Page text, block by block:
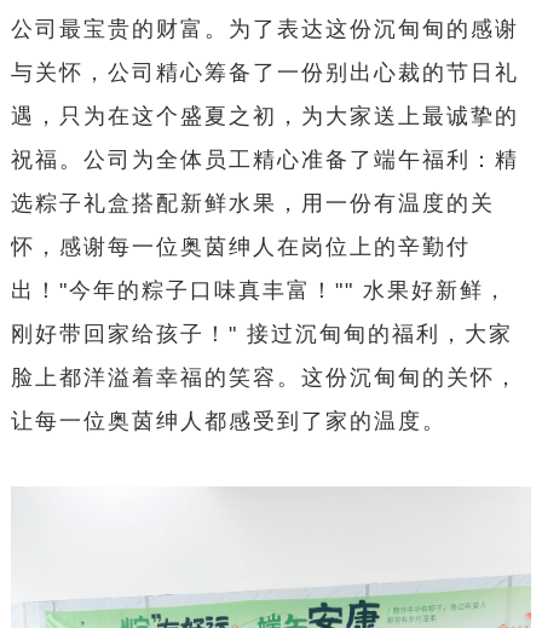
公司最宝贵的财富。为了表达这份沉甸甸的感谢
与关怀，公司精心筹备了一份别出心裁的节日礼
遇，只为在这个盛夏之初，为大家送上最诚挚的
祝福。公司为全体员工精心准备了端午福利：精
选粽子礼盒搭配新鲜水果，用一份有温度的关
怀，感谢每一位奥茵绅人在岗位上的辛勤付
出！"今年的粽子口味真丰富！"" 水果好新鲜，
刚好带回家给孩子！" 接过沉甸甸的福利，大家
脸上都洋溢着幸福的笑容。这份沉甸甸的关怀，
让每一位奥茵绅人都感受到了家的温度。